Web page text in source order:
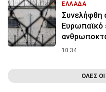
ΕΛΛΑΔΑ
Συνελήφθη
Ευρωπαϊκό
10:34
ΟΛΕΣ ΟΙ